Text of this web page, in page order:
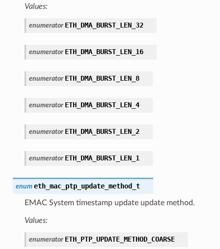
Values:
enumerator ETH_DMA_BURST_LEN_32
enumerator ETH_DMA_BURST_LEN_16
enumerator ETH_DMA_BURST_LEN_8
enumerator ETH_DMA_BURST_LEN_4
enumerator ETH_DMA_BURST_LEN_2
enumerator ETH_DMA_BURST_LEN_1
enum eth_mac_ptp_update_method_t
EMAC System timestamp update update method.
Values:
enumerator ETH_PTP_UPDATE_METHOD_COARSE